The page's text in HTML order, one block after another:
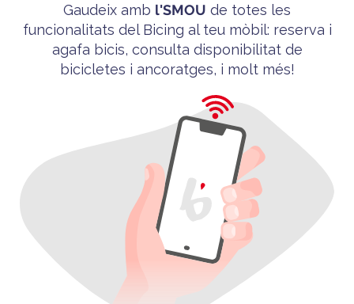
Gaudeix amb l'SMOU de totes les
funcionalitats del Bicing al teu mòbil: reserva i
agafa bicis, consulta disponibilitat de
bicicletes i ancoratges, i molt més!